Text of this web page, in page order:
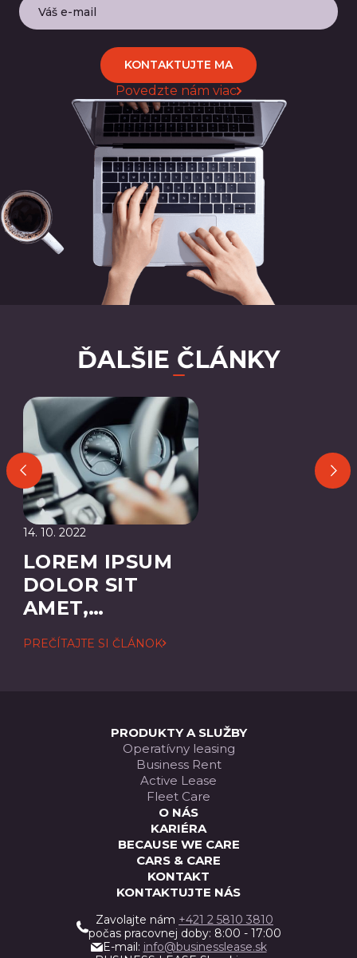
Povedzte nám viac
KONTAKTUJTE MA
ĎALŠIE ČLÁNKY
14. 10. 2022
LOREM IPSUM
DOLOR SIT
AMET,
CONSECTETUER
ADIPISCING
PREČÍTAJTE SI ČLÁNOK
PRODUKTY A SLUŽBY
Operatívny leasing
Business Rent
Active Lease
Fleet Care
O NÁS
KARIÉRA
BECAUSE WE CARE
CARS & CARE
KONTAKT
KONTAKTUJTE NÁS
Zavolajte nám +421 2 5810 3810
počas pracovnej doby: 8:00 - 17:00
E-mail: info@businesslease.sk